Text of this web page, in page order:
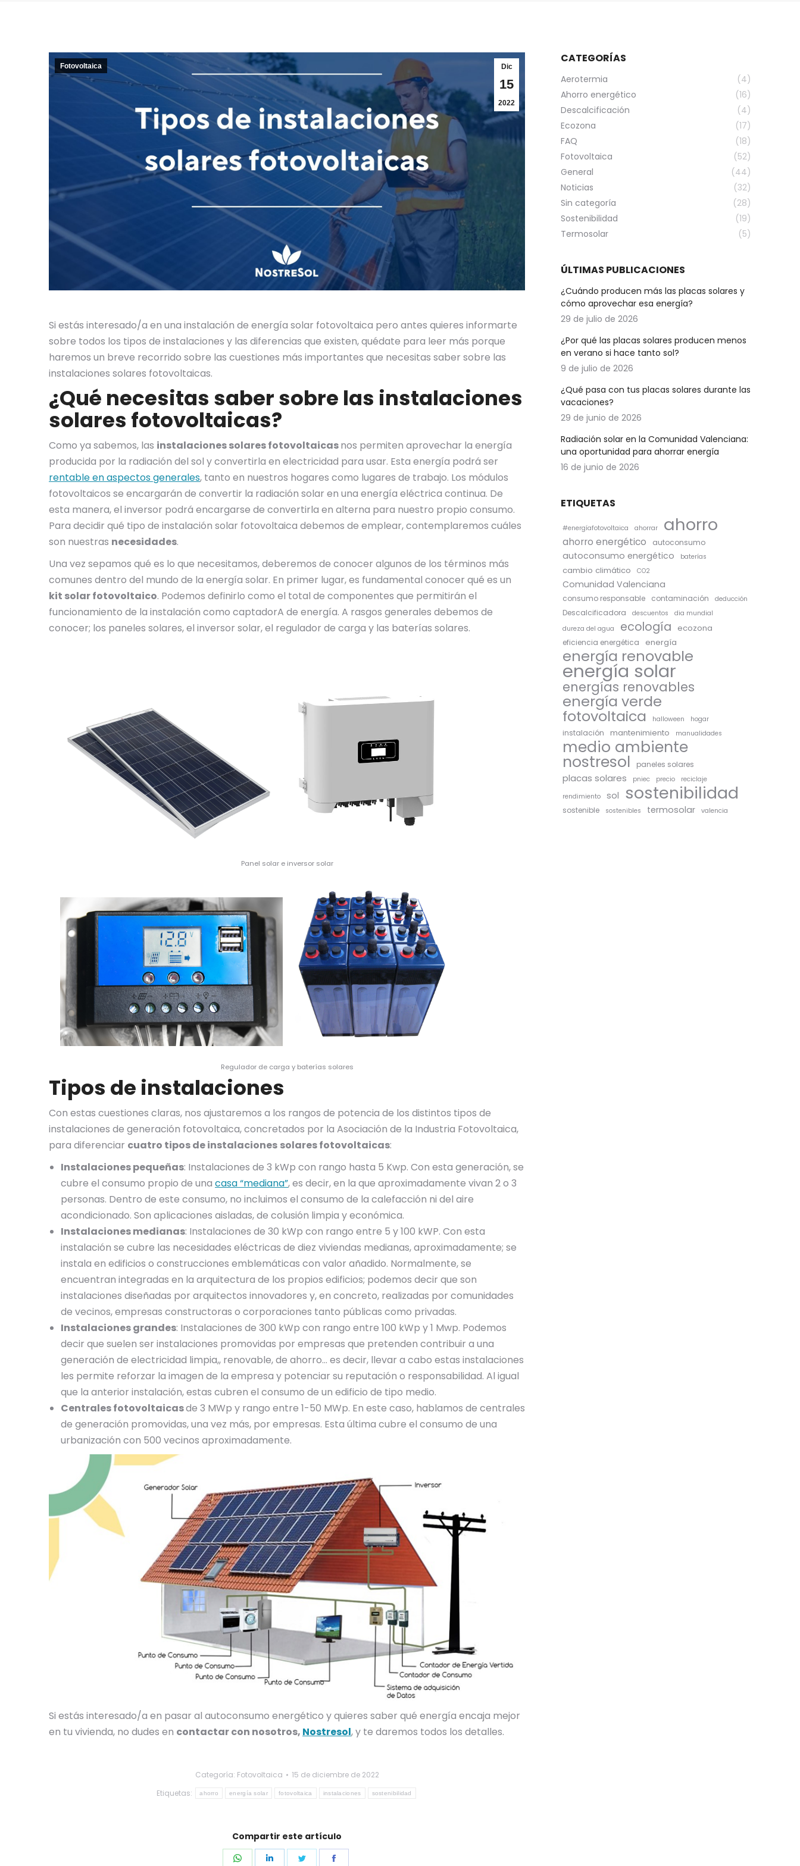
Dic
15
2022
Fotovoltaica
Si estás interesado/a en una instalación de energía solar fotovoltaica pero antes quieres informarte
sobre todos los tipos de instalaciones y las diferencias que existen, quédate para leer más porque
haremos un breve recorrido sobre las cuestiones más importantes que necesitas saber sobre las
instalaciones solares fotovoltaicas.
¿Qué necesitas saber sobre las instalaciones
solares fotovoltaicas?
Como ya sabemos, las instalaciones solares fotovoltaicasnos permiten aprovechar la energía
producida por la radiación del sol y convertirla en electricidad para usar. Esta energía podrá ser
rentable en aspectos generales, tanto en nuestros hogares como lugares de trabajo. Los módulos
fotovoltaicos se encargarán de convertir la radiación solar en una energía eléctrica continua. De
esta manera, el inversor podrá encargarse de convertirla en alterna para nuestro propio consumo.
Para decidir qué tipo de instalación solar fotovoltaica debemos de emplear, contemplaremos cuáles
son nuestras necesidades.
Una vez sepamos qué es lo que necesitamos, deberemos de conocer algunos de los términos más
comunes dentro del mundo de la energía solar. En primer lugar, es fundamental conocer qué es un
kit solar fotovoltaico. Podemos definirlo como el total de componentes que permitirán el
funcionamiento de la instalación como captadorA de energía. A rasgos generales debemos de
conocer; los paneles solares, el inversor solar, el regulador de carga y las baterías solares.
Panel solar e inversor solar
Regulador de carga y baterías solares
Tipos de instalaciones
Con estas cuestiones claras, nos ajustaremos a los rangos de potencia de los distintos tipos de
instalaciones de generación fotovoltaica, concretados por la Asociación de la Industria Fotovoltaica,
para diferenciar cuatro tipos de instalaciones solares fotovoltaicas:
Instalaciones pequeñas: Instalaciones de 3 kWp con rango hasta 5 Kwp. Con esta generación, se
cubre el consumo propio de una casa “mediana”, es decir, en la que aproximadamente vivan 2 o 3
personas. Dentro de este consumo, no incluimos el consumo de la calefacción ni del aire
acondicionado. Son aplicaciones aisladas, de colusión limpia y económica.
Instalaciones medianas: Instalaciones de 30 kWp con rango entre 5 y 100 kWP. Con esta
instalación se cubre las necesidades eléctricas de diez viviendas medianas, aproximadamente; se
instala en edificios o construcciones emblemáticas con valor añadido. Normalmente, se
encuentran integradas en la arquitectura de los propios edificios; podemos decir que son
instalaciones diseñadas por arquitectos innovadores y, en concreto, realizadas por comunidades
de vecinos, empresas constructoras o corporaciones tanto públicas como privadas.
Instalaciones grandes: Instalaciones de 300 kWp con rango entre 100 kWp y 1 Mwp. Podemos
decir que suelen ser instalaciones promovidas por empresas que pretenden contribuir a una
generación de electricidad limpia,, renovable, de ahorro… es decir, llevar a cabo estas instalaciones
les permite reforzar la imagen de la empresa y potenciar su reputación o responsabilidad. Al igual
que la anterior instalación, estas cubren el consumo de un edificio de tipo medio.
Centrales fotovoltaicasde 3 MWp y rango entre 1-50 MWp. En este caso, hablamos de centrales
de generación promovidas, una vez más, por empresas. Esta última cubre el consumo de una
urbanización con 500 vecinos aproximadamente.
Si estás interesado/a en pasar al autoconsumo energético y quieres saber qué energía encaja mejor
en tu vivienda, no dudes en contactar con nosotros, Nostresol, y te daremos todos los detalles.
Categoría: Fotovoltaica
15 de diciembre de 2022
Etiquetas:
ahorro energía solar fotovoltaica instalaciones sostenibilidad
Compartir este artículo
Share Share Share
CATEGORÍAS
Aerotermia
(4)
Ahorro energético
(16)
Descalcificación
(4)
Ecozona
(17)
FAQ
(18)
Fotovoltaica
(52)
General
(44)
Noticias
(32)
Sin categoría
(28)
Sostenibilidad
(19)
Termosolar
(5)
ÚLTIMAS PUBLICACIONES
¿Cuándo producen más las placas solares y
cómo aprovechar esa energía?
29 de julio de 2026
¿Por qué las placas solares producen menos
en verano si hace tanto sol?
9 de julio de 2026
¿Qué pasa con tus placas solares durante las
vacaciones?
29 de junio de 2026
Radiación solar en la Comunidad Valenciana:
una oportunidad para ahorrar energía
16 de junio de 2026
ETIQUETAS
#energíafotovoltaica ahorrar ahorro
ahorro energético autoconsumo
autoconsumo energético baterías
cambio climático CO2
Comunidad Valenciana
consumo responsable contaminación deducción
Descalcificadora descuentos
dia mundial
dureza del agua
ecología ecozona
eficiencia energética energía
energía renovable
energía solar
energías renovables
energía verde
fotovoltaica halloween hogar
instalación mantenimiento manualidades
medio ambiente
nostresol paneles solares
placas solares pniec precio
reciclaje
rendimiento
sol sostenibilidad
sostenible sostenibles termosolar valencia